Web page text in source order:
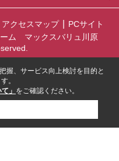
アクセスマップ
PCサイト
ム マックスバリュ川原
握、サービス向上検討を目的と
。
」 をご確認ください。